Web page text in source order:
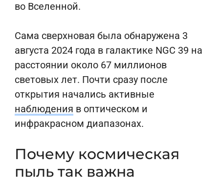
во Вселенной.
Сама сверхновая была обнаружена 3
августа 2024 года в галактике NGC 39 на
расстоянии около 67 миллионов
световых лет. Почти сразу после
открытия начались активные
наблюдения в оптическом и
инфракрасном диапазонах.
Почему космическая
пыль так важна